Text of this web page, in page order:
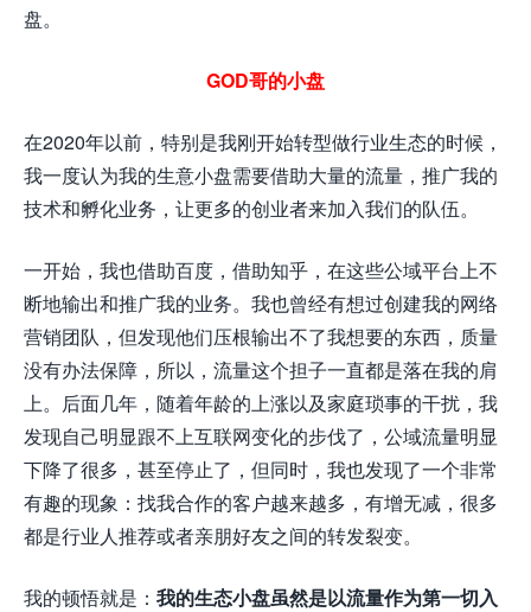
盘。
GOD哥的小盘
在2020年以前，特别是我刚开始转型做行业生态的时候，
我一度认为我的生意小盘需要借助大量的流量，推广我的
技术和孵化业务，让更多的创业者来加入我们的队伍。
一开始，我也借助百度，借助知乎，在这些公域平台上不
断地输出和推广我的业务。我也曾经有想过创建我的网络
营销团队，但发现他们压根输出不了我想要的东西，质量
没有办法保障，所以，流量这个担子一直都是落在我的肩
上。后面几年，随着年龄的上涨以及家庭琐事的干扰，我
发现自己明显跟不上互联网变化的步伐了，公域流量明显
下降了很多，甚至停止了，但同时，我也发现了一个非常
有趣的现象：找我合作的客户越来越多，有增无减，很多
都是行业人推荐或者亲朋好友之间的转发裂变。
我的顿悟就是： 我的生态小盘虽然是以流量作为第一切入